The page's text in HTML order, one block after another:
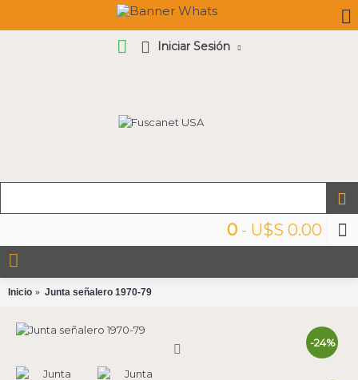
Iniciar Sesión
0 - U$S 0.00
Inicio Junta señalero 1970-79
-24%